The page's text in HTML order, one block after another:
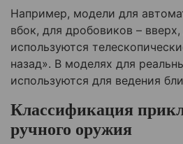
Например, модели для
вбок, для дробовиков –
используются
назад». В моделях для
используются для ведения
Классификация
ручного оружия